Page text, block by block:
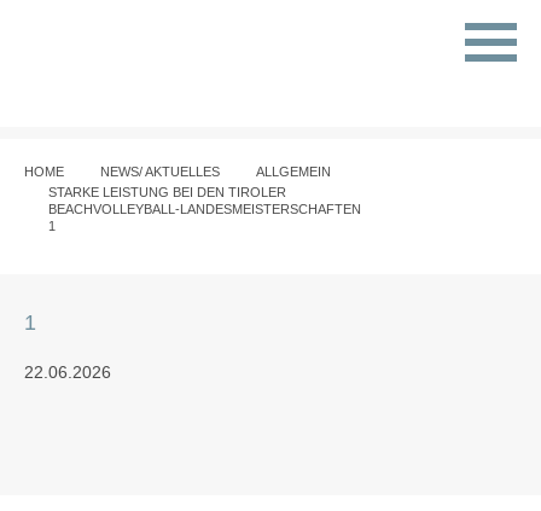
HOME NEWS/ AKTUELLES
ALLGEMEIN
STARKE LEISTUNG BEI DEN TIROLER
BEACHVOLLEYBALL-LANDESMEISTERSCHAFTEN
1
1
22.06.2026